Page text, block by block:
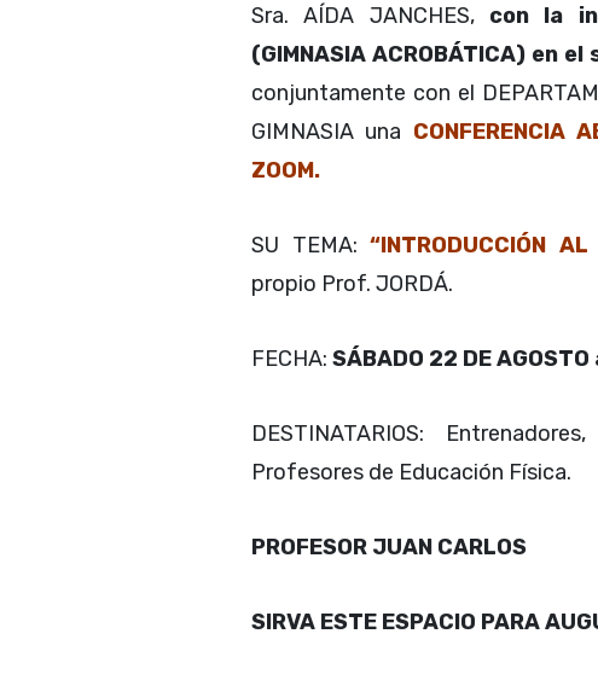
Sra. AÍDA JANCHES, con la
(GIMNASIA ACROBÁTICA) en
conjuntamente con el
GIMNASIA una CONFERENCIA
ZOOM.
SU TEMA: “INTRODUCCIÓN AL
propio Prof. JORDÁ.
FECHA: SÁBADO 22 DE
DESTINATARIOS:
Profesores de Educación Física.
PROFESOR JUAN CARLOS
SIRVA ESTE ESPACIO PARA